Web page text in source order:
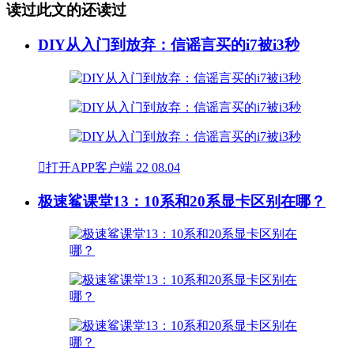
读过此文的还读过
DIY从入门到放弃：信谣言买的i7被i3秒
打开APP客户端 22 08.04
极速鲨课堂13：10系和20系显卡区别在哪？